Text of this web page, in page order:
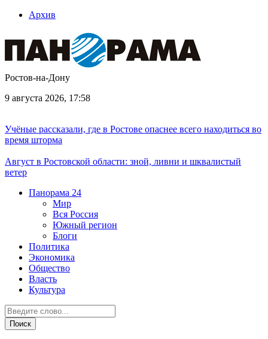
Архив
Ростов-на-Дону
9 августа 2026, 17:58
Учёные рассказали, где в Ростове опаснее всего находиться во
время шторма
Август в Ростовской области: зной, ливни и шквалистый
ветер
Панорама 24
Мир
Вся Россия
Южный регион
Блоги
Политика
Экономика
Общество
Власть
Культура